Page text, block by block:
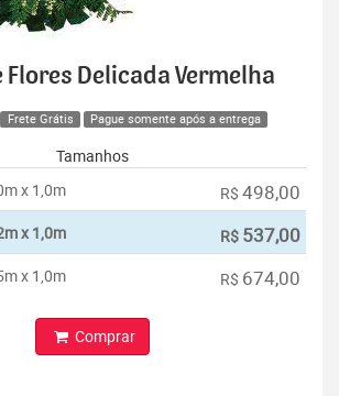
Flores Delicada Vermelha
Frete Grátis Pague somente após a entrega
Tamanhos
x 1,0m
R$ 498,00
x 1,0m R$ 537,00
x 1,0m R$ 674,00
Comprar